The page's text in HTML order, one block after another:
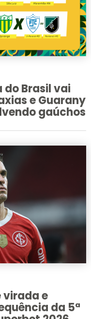
do Brasil vai
e Guarany
gaúchos
virada e
da 5ª